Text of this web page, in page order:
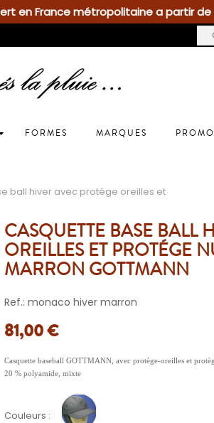
en France métropolitaine a partir de
FORMES MARQUES
ball hiver avec protége oreilles et
CASQUETTE BASE BALL
OREILLES ET PROTÉGE
MARRON GOTTMANN
Ref.: monaco hiver marron
81,00 €
Casquette baseball GOTTMANN, avec protège-oreilles et
20 % polyamide, mixte
Couleurs :